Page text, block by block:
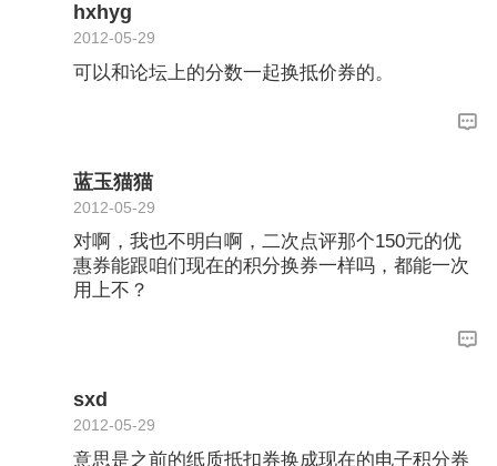
hxhyg
2012-05-29
可以和论坛上的分数一起换抵价券的。
蓝玉猫猫
2012-05-29
对啊，我也不明白啊，二次点评那个150元的优
惠券能跟咱们现在的积分换券一样吗，都能一次
用上不？
sxd
2012-05-29
意思是之前的纸质抵扣券换成现在的电子积分券